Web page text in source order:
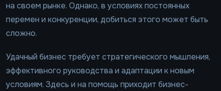
на своем рынке. Однако, в условиях постоянных
перемен и конкуренции, добиться этого может быть
сложно.
Удачный бизнес требует стратегического мышления,
эффективного руководства и адаптации к новым
условиям. Здесь и на помощь приходит бизнес-